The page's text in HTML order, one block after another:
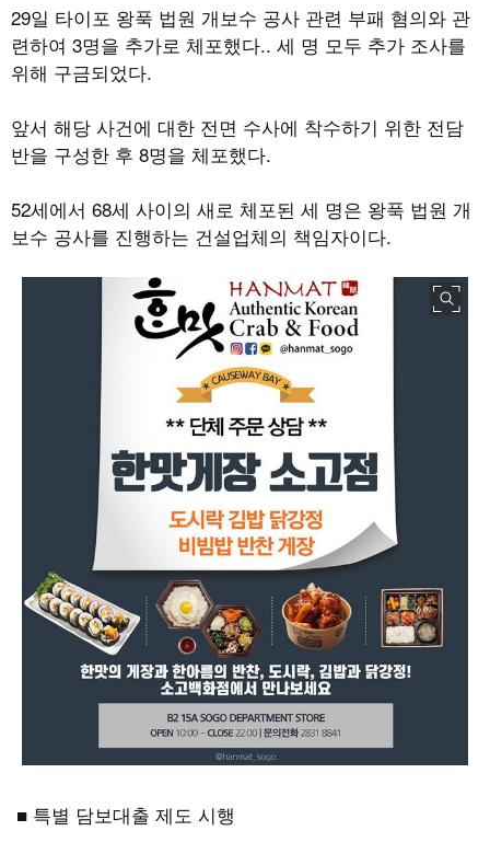
29일 타이포 왕푹 법원 개보수 공사 관련 부패 혐의와 관
련하여 3명을 추가로 체포했다.. 세 명 모두 추가 조사를
위해 구금되었다.
앞서 해당 사건에 대한 전면 수사에 착수하기 위한 전담
반을 구성한 후 8명을 체포했다.
52세에서 68세 사이의 새로 체포된 세 명은 왕푹 법원 개
보수 공사를 진행하는 건설업체의 책임자이다.
■ 특별 담보대출 제도 시행